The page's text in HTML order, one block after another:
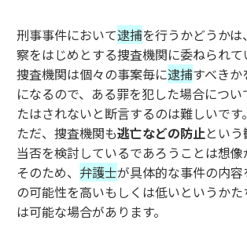
刑事事件において逮捕を行うかどうか
察をはじめとする捜査機関に委ねられて
捜査機関は個々の事案毎に逮捕すべきか
になるので、ある罪を犯した場合につい
たはされないと断言するのは難しいです。
ただ、捜査機関も逃亡などの防止とい
当否を検討しているであろうことは想像
そのため、 弁護士が具体的な事件の内
の可能性を高いもしくは低いというかた
は可能な場合があります。